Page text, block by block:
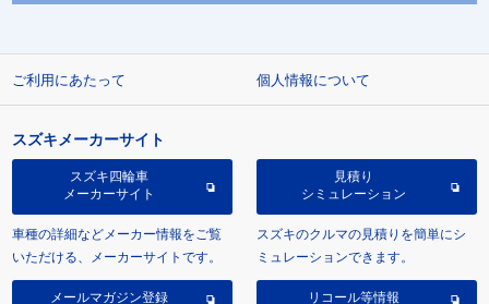
ご利用にあたって 個人情報について
スズキメーカーサイト
スズキ四輪車
メーカーサイト
車種の詳細などメーカー情報をご覧
いただける、メーカーサイトです。
見積り
シミュレーション
スズキのクルマの見積りを簡単にシ
ミュレーションできます。
メールマガジン登録 リコール等情報